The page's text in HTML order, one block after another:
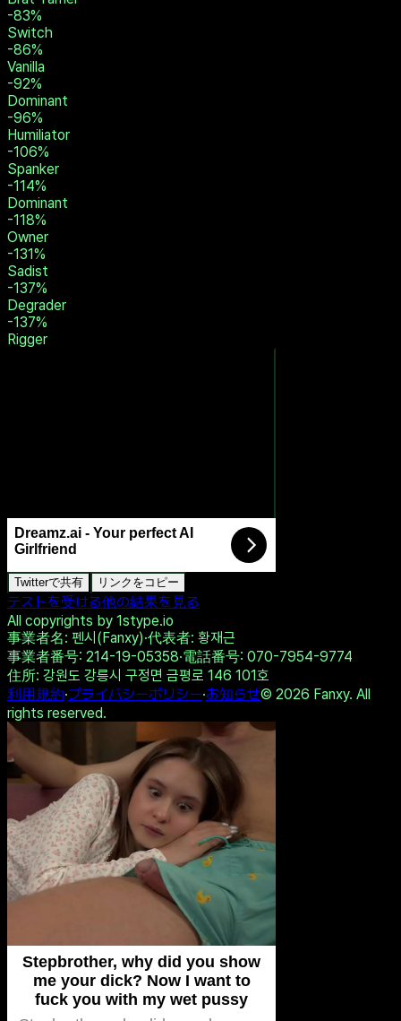
49%
Prey
34%
Rope Bunny
-43%
Master / Mistress
-59%
Brat Tamer
-83%
Switch
-86%
Vanilla
-92%
Dominant
-96%
Humiliator
-106%
Spanker
-114%
Dominant
Dreamz.ai - Your perfect AI
Girlfriend
Twitterで共有 リンクをコピー
テストを受ける
他の結果を見る
All copyrights by 1stype.io
事業者名
: 펜시(Fanxy)·代表者 : 황재근
事業者番号: 214-19-05358·電話番号
住所: 강원도 강릉시 구정면 금평로 146 101호
利用規約·プライバシーポリシー お知らせ
rights reserved.